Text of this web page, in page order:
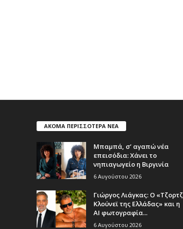
ΑΚΟΜΑ ΠΕΡΙΣΣΟΤΕΡΑ ΝΕΑ
Μπαμπά, σ’ αγαπώ νέα
επεισόδια: Χάνει το
νηπιαγωγείο η Βιργινία
6 Αυγούστου 2026
Γιώργος Λιάγκας: Ο «Τζορτζ
Κλούνεϊ της Ελλάδας» και η
AI φωτογραφία...
6 Αυγούστου 2026